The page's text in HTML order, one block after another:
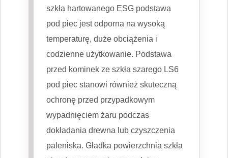
szkła hartowanego ESG podstawa
pod piec jest odporna na wysoką
temperaturę, duże obciążenia i
codzienne użytkowanie. Podstawa
przed kominek ze szkła szarego LS6
pod piec stanowi również skuteczną
ochronę przed przypadkowym
wypadnięciem żaru podczas
dokładania drewna lub czyszczenia
paleniska. Gładka powierzchnia szkła